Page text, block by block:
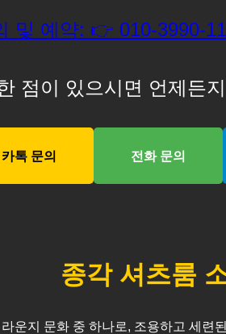
및 예약: 👉 010-3990-
점이 있으시면 언제든
카톡 문의 전화 문의
종각셔츠룸
운지 문화 중 하나로, 조용하고 세련